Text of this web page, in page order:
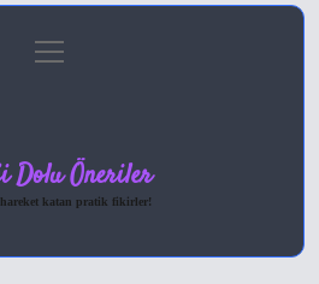
Politikası
menüyü
aç
Dolu Öneriler
hareket katan pratik fikirler!